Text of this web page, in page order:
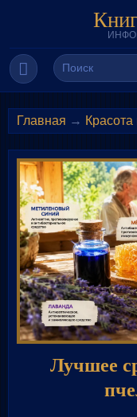
Главная →
Лучшее